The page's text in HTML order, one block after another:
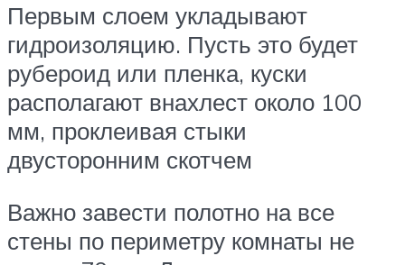
Первым слоем укладывают
гидроизоляцию. Пусть это будет
рубероид или пленка, куски
располагают внахлест около 100
мм, проклеивая стыки
двусторонним скотчем
Важно завести полотно на все
стены по периметру комнаты не